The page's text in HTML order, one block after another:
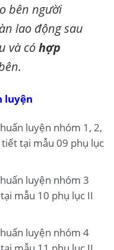
bên người
lao động sau
và cóhợp
luyện
luyện nhóm 1, 2,
tại mẫu 09 phụ lục
luyện nhóm 3
mẫu 10 phụ lục II
luyện nhóm 4